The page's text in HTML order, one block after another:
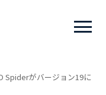
Spiderがバージョン19に